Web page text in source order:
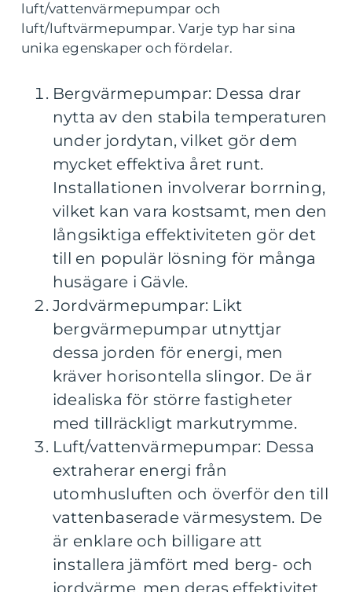
luft/vattenvärmepumpar och
luft/luftvärmepumpar. Varje typ har sina
unika egenskaper och fördelar.
Bergvärmepumpar: Dessa drar
nytta av den stabila temperaturen
under jordytan, vilket gör dem
mycket effektiva året runt.
Installationen involverar borrning,
vilket kan vara kostsamt, men den
långsiktiga effektiviteten gör det
till en populär lösning för många
husägare i Gävle.
Jordvärmepumpar: Likt
bergvärmepumpar utnyttjar
dessa jorden för energi, men
kräver horisontella slingor. De är
idealiska för större fastigheter
med tillräckligt markutrymme.
Luft/vattenvärmepumpar: Dessa
extraherar energi från
utomhusluften och överför den till
vattenbaserade värmesystem. De
är enklare och billigare att
installera jämfört med berg- och